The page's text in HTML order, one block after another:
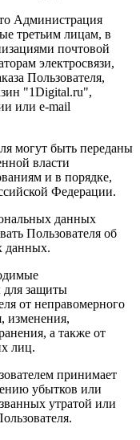
Администрация
третьим лицам, в
почтовой
электросвязи,
Пользователя,
"1Digital.ru",
или e-mail
могут быть переданы
власти
и в порядке,
Федерации.
данных
Пользователя об
данных.
для защиты
от неправомерного
изменения,
а также от
лиц.
принимает
убытков или
утратой или